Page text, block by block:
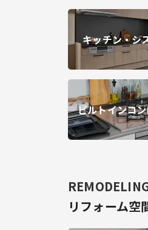
キッチン・シ
ビルトインコ
リフォーム空